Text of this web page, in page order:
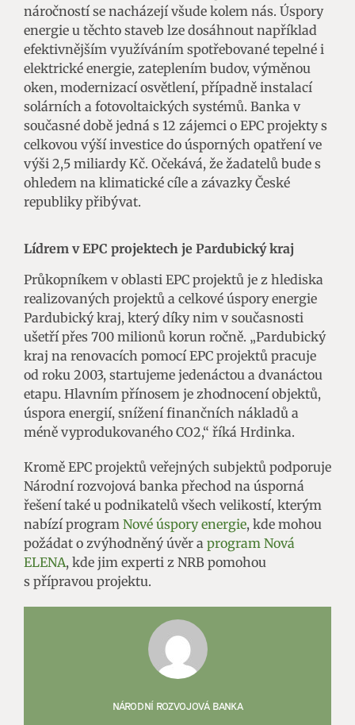
náročností se nacházejí všude kolem nás. Úspory
energie u těchto staveb lze dosáhnout například
efektivnějším využíváním spotřebované tepelné i
elektrické energie, zateplením budov, výměnou
oken, modernizací osvětlení, případně instalací
solárních a fotovoltaických systémů. Banka v
současné době jedná s 12 zájemci o EPC projekty s
celkovou výší investice do úsporných opatření ve
výši 2,5 miliardy Kč. Očekává, že žadatelů bude s
ohledem na klimatické cíle a závazky České
republiky přibývat.
Lídrem v EPC projektech je Pardubický kraj
Průkopníkem v oblasti EPC projektů je z hlediska
realizovaných projektů a celkové úspory energie
Pardubický kraj, který díky nim v současnosti
ušetří přes 700 milionů korun ročně. „Pardubický
kraj na renovacích pomocí EPC projektů pracuje
od roku 2003, startujeme jedenáctou a dvanáctou
etapu. Hlavním přínosem je zhodnocení objektů,
úspora energií, snížení finančních nákladů a
méně vyprodukovaného CO2,“ říká Hrdinka.
Kromě EPC projektů veřejných subjektů podporuje
Národní rozvojová banka přechod na úsporná
řešení také u podnikatelů všech velikostí, kterým
nabízí program Nové úspory energie, kde mohou
požádat o zvýhodněný úvěr a program Nová
ELENA, kde jim experti z NRB pomohou
s přípravou projektu.
NÁRODNÍ ROZVOJOVÁ BANKA